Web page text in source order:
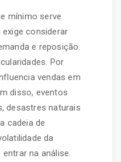
mínimo serve
considerar
e reposição.
Por
vendas em
disso, eventos
desastres naturais
cadeia de
da
na análise.